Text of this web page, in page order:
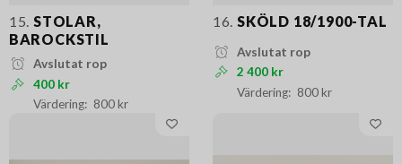
15. STOLAR,
BAROCKSTIL
Avslutat rop
400 kr
800 kr
16. SKÖLD 18/1900-TAL
Avslutat rop
2 400 kr
800 kr